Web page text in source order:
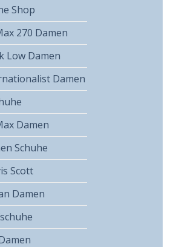
Shop
270 Damen
Low Damen
Damen
Damen
Schuhe
Scott
Damen